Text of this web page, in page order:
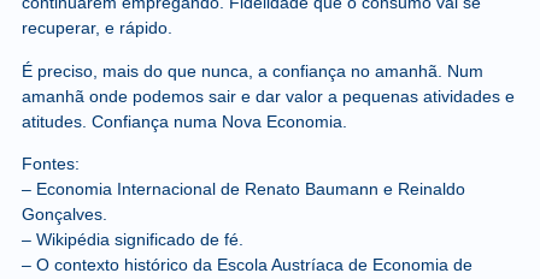
recuperar, e rápido.
É preciso, mais do que nunca, a confiança no amanhã. Num
amanhã onde podemos sair e dar valor a pequenas atividades e
atitudes. Confiança numa Nova Economia.
Fontes:
– Economia Internacional de Renato Baumann e Reinaldo
Gonçalves.
– Wikipédia significado de fé.
– O contexto histórico da Escola Austríaca de Economia de